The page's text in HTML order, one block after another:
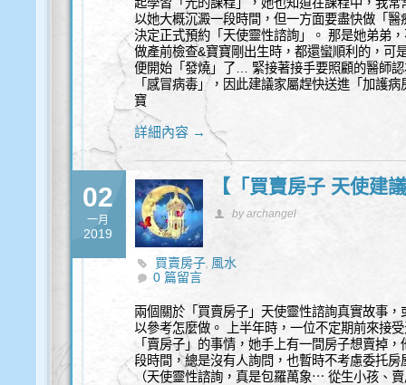
以她大概沉澱一段時間，但一方面要盡快做「
決定正式預約「天使靈性諮詢」。 那是她弟弟
做產前檢查&寶寶剛出生時，都還蠻順利的，可
便開始「發燒」了… 緊接著接手要照顧的醫師
「感冒病毒」，因此建議家屬趕快送進「加護
寶
詳細內容 →
02
一月
2019
【「買賣房子 天使建
by archangel
買賣房子, 風水
0 篇留言
兩個關於「買賣房子」天使靈性諮詢真實故事，
以參考怎麼做。 上半年時，一位不定期前來接
「賣房子」的事情，她手上有一間房子想賣掉
段時間，總是沒有人詢問，也暫時不考慮委托
（天使靈性諮詢，真是包羅萬象⋯ 從生小孩、